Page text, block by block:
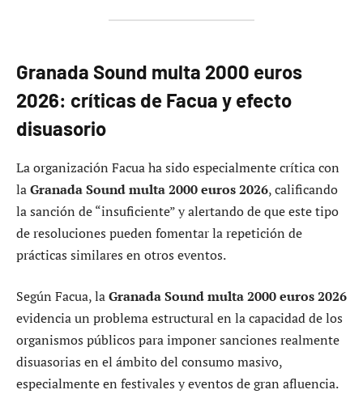
Granada Sound multa 2000 euros
2026: críticas de Facua y efecto
disuasorio
La organización Facua ha sido especialmente crítica con
laGranada Sound multa 2000 euros 2026, calificando
la sanción de “insuficiente” y alertando de que este tipo
de resoluciones pueden fomentar la repetición de
prácticas similares en otros eventos.
Según Facua, laGranada Sound multa 2000 euros 2026
evidencia un problema estructural en la capacidad de los
organismos públicos para imponer sanciones realmente
disuasorias en el ámbito del consumo masivo,
especialmente en festivales y eventos de gran afluencia.